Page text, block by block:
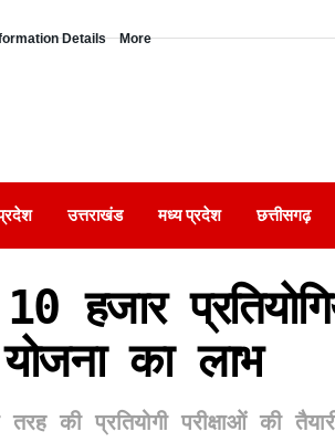
Details More
उत्तराखंड मध्य प्रदेश छत्तीसगढ़
का लाभ
की प्रतियोगी परीक्षाओं की